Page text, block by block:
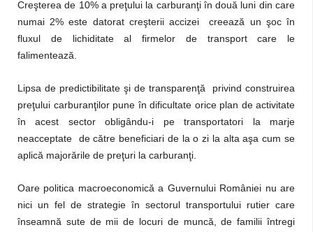
Creşterea de 10% a preţului la carburanţi în două luni din care
numai 2% este datorat creşterii accizei creează un şoc în
fluxul de lichiditate al firmelor de transport care le
falimentează.
Lipsa de predictibilitate şi de transparenţă privind construirea
preţului carburanţilor pune în dificultate orice plan de activitate
în acest sector obligându-i pe transportatori la marje
neacceptate de către beneficiari de la o zi la alta aşa cum se
aplică majorările de preţuri la carburanţi.
Oare politica macroeconomică a Guvernului României nu are
nici un fel de strategie în sectorul transportului rutier care
înseamnă sute de mii de locuri de muncă, de familii întregi